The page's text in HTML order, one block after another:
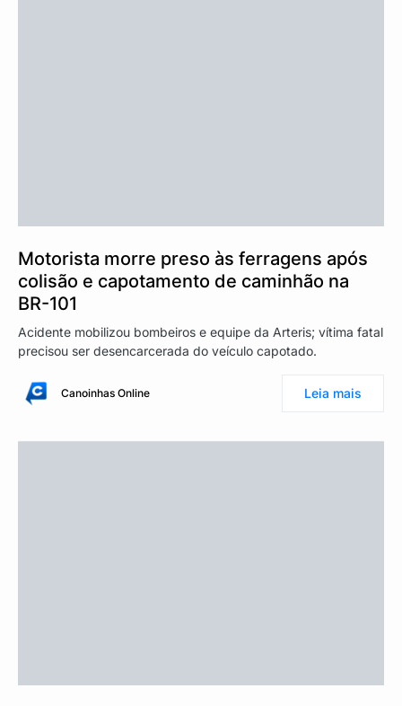
Motorista morre preso às ferragens após
colisão e capotamento de caminhão na
BR-101
Acidente mobilizou bombeiros e equipe da Arteris; vítima fatal
precisou ser desencarcerada do veículo capotado.
Canoinhas Online Leia mais